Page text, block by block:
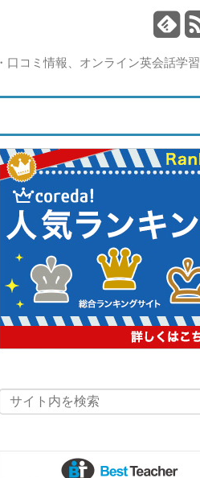
口コミ情報、オンライン英会話学習